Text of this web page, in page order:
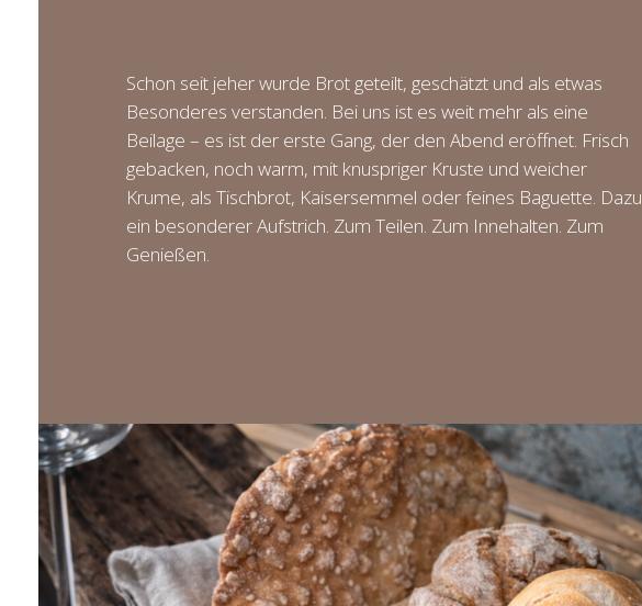
Schon seit jeher wurde Brot geteilt, geschätzt und als etwas
Besonderes verstanden. Bei uns ist es weit mehr als eine
Beilage – es ist der erste Gang, der den Abend eröffnet. Frisch
gebacken, noch warm, mit knuspriger Kruste und weicher
Krume, als Tischbrot, Kaisersemmel oder feines Baguette. Dazu
ein besonderer Aufstrich. Zum Teilen. Zum Innehalten. Zum
Genießen.